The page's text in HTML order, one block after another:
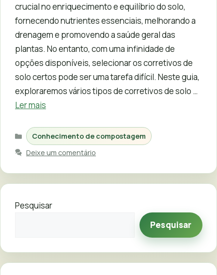
crucial no enriquecimento e equilíbrio do solo,
fornecendo nutrientes essenciais, melhorando a
drenagem e promovendo a saúde geral das
plantas. No entanto, com uma infinidade de
opções disponíveis, selecionar os corretivos de
solo certos pode ser uma tarefa difícil. Neste guia,
exploraremos vários tipos de corretivos de solo …
Ler mais
Categorias
Conhecimento de compostagem
Deixe um comentário
Pesquisar
Pesquisar